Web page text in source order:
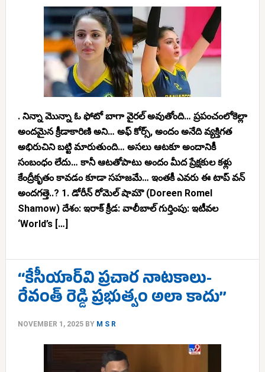
. నిన్నా మొన్నా ఓ ఫోటో బాగా వైరల్ అవుతోంది… ప్రపంచంలోకెల్లా
అందమైన క్రీడాకారిణి అని… అఫ్ కోర్స్, అందం అనేది వ్యక్తిగత
అభిరుచిని బట్టి మారుతుంది… అసలు ఆటకూ అందానికీ
సంబంధం లేదు… కానీ ఆటతోపాటు అందం మీద ప్రేక్షకుల కళ్లు
కేంద్రీకృతం కావడం కూడా సహజమే… ఇంతకీ ఎవరు ఈ టాప్ వన్
అందగత్తె..? 1. డోరీన్ రోమెల్ షామౌ (Doreen Romel
Shamow) దేశం: ఇరాక్ క్రీడ: వాలీబాల్ గుర్తింపు: ఇటీవల
‘World’s […]
‘‘కేసీయార్‌వి ప్రచార నాటకాలు-
రేవంత్ రెడ్డి ప్రభుత్వం అలా కాదు’’
NOVEMBER 1, 2025BY M S R